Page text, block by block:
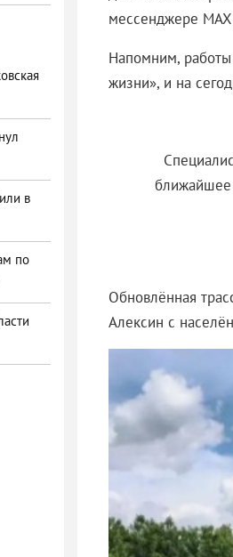
в
по
мессенджере
Напомним, работы
жизни», и на
ближайшее
Обновлённая
Алексин с